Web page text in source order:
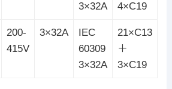
3×32A
4×C19
200-
415V
3×32A
IEC
60309
3×32A
21×C13
＋
3×C19